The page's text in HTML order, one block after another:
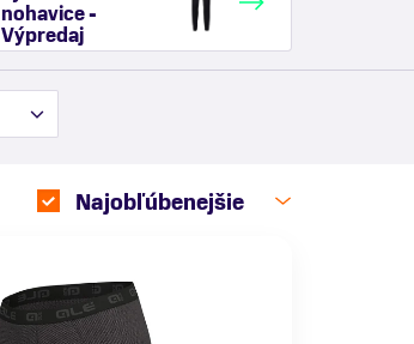
nohavice -
Výpredaj
Najobľúbenejšie